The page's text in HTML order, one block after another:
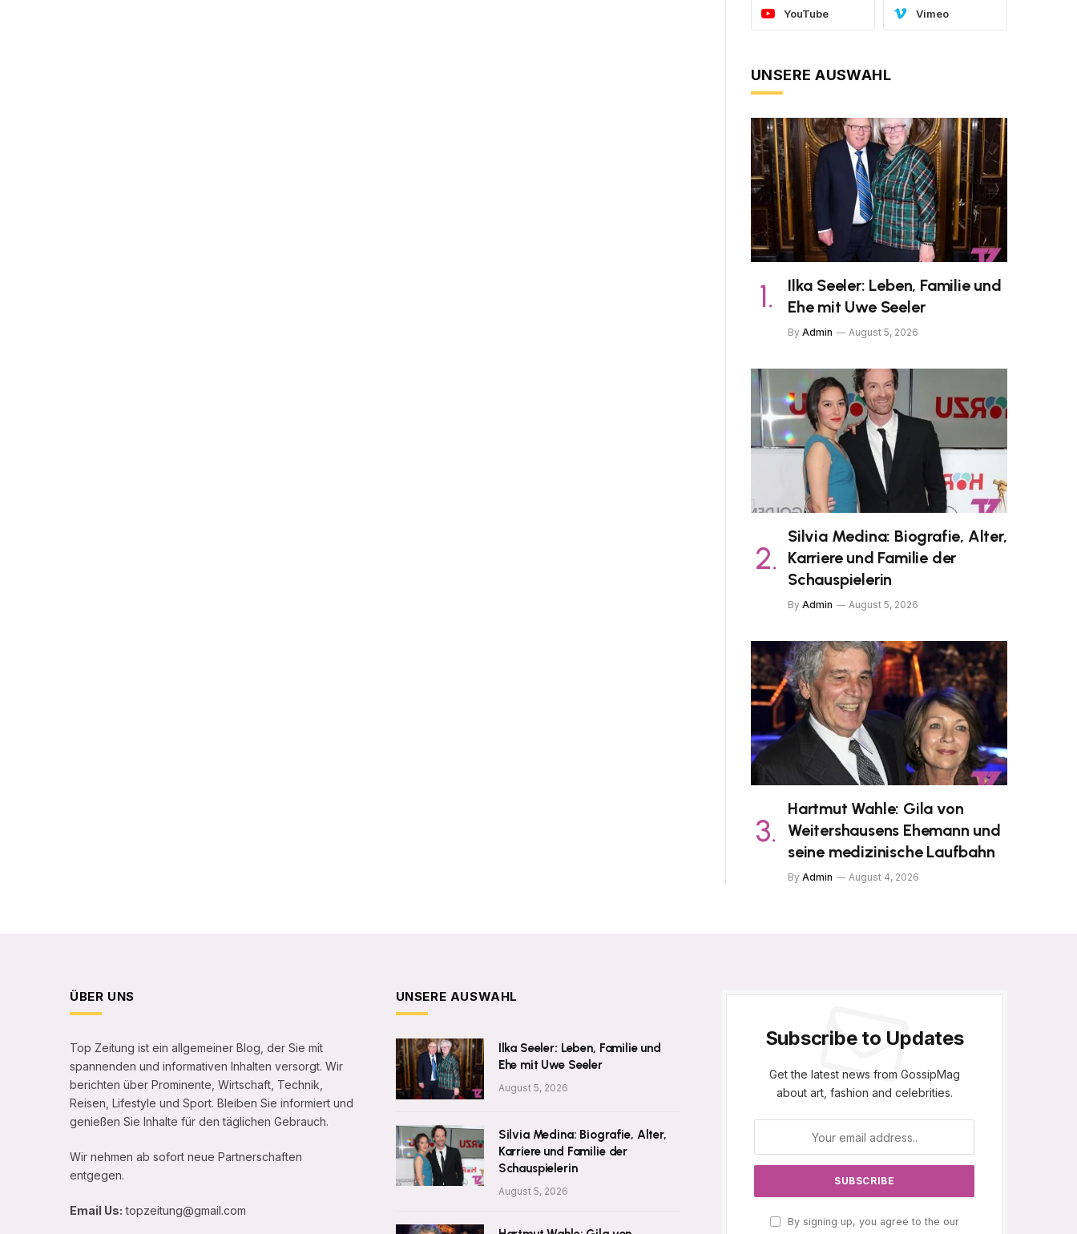
YouTube Vimeo
UNSERE AUSWAHL
Ilka Seeler: Leben, Familie und
Ehe mit Uwe Seeler
By Admin August 5, 2026
Silvia Medina: Biografie, Alter,
Karriere und Familie der
Schauspielerin
By Admin August 5, 2026
Hartmut Wahle: Gila von
Weitershausens Ehemann und
seine medizinische Laufbahn
By Admin August 4, 2026
ÜBER UNS
Top Zeitung ist ein allgemeiner Blog, der Sie mit
spannenden und informativen Inhalten versorgt. Wir
berichten über Prominente, Wirtschaft, Technik,
Reisen, Lifestyle und Sport. Bleiben Sie informiert und
genießen Sie Inhalte für den täglichen Gebrauch.
Wir nehmen ab sofort neue Partnerschaften
entgegen.
Email Us: topzeitung@gmail.com
UNSERE AUSWAHL
Ilka Seeler: Leben, Familie und
Ehe mit Uwe Seeler
August 5, 2026
Silvia Medina: Biografie, Alter,
Karriere und Familie der
Schauspielerin
August 5, 2026
Subscribe to Updates
Get the latest news from GossipMag
about art, fashion and celebrities.
By signing up, you agree to the our